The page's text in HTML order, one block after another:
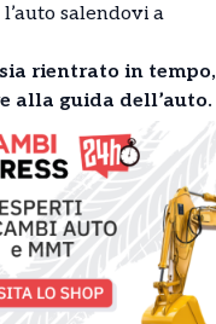
salendovi a
rientrato in tempo,
alla guida dell’auto.